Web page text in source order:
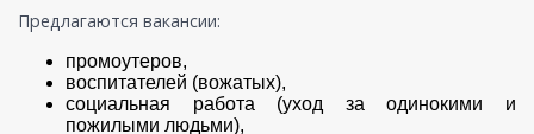
Предлагаются вакансии:
промоутеров,
воспитателей (вожатых),
социальная работа (уход за одинокими и
пожилыми людьми),